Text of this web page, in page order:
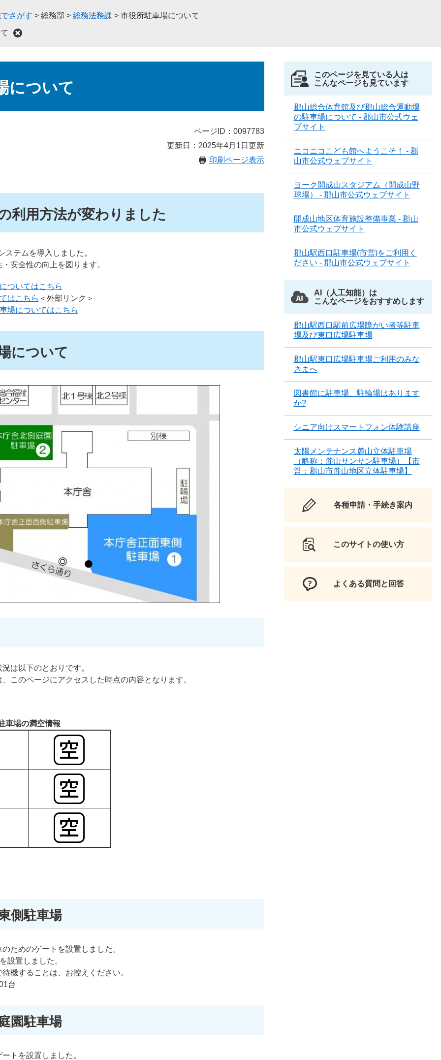
さがす > 総務部 > 総務法務課 > 市役所駐車場について
について
ページID：0097783
更新日：2025年4月1日更新
印刷ページ表示
利用方法が変わりました
テムを導入しました。
安全性の向上を図ります。
ついてはこちら
はこちら ＜外部リンク＞
場についてはこちら
について
は以下のとおりです。
このページにアクセスした時点の内容となります。
車場の満空情報
側駐車場
ためのゲートを設置しました。
設置しました。
機することは、お控えください。
台
園駐車場
トを設置しました。
このページを見ている人は
こんなページも見ています
郡山総合体育館及び郡山総合運動場
の駐車場について - 郡山市公式ウェ
ブサイト
ニコニコこども館へようこそ！ - 郡
山市公式ウェブサイト
ヨーク開成山スタジアム（開成山野
球場） - 郡山市公式ウェブサイト
開成山地区体育施設整備事業 - 郡山
市公式ウェブサイト
郡山駅西口駐車場(市営)をご利用く
ださい - 郡山市公式ウェブサイト
AI（人工知能）は
こんなページをおすすめします
郡山駅西口駅前広場障がい者等駐車
場及び東口広場駐車場
郡山駅東口広場駐車場ご利用のみな
さまへ
図書館に駐車場、駐輪場はあります
か?
シニア向けスマートフォン体験講座
太陽メンテナンス麓山立体駐車場
（略称：麓山サンサン駐車場）【市
営：郡山市麓山地区立体駐車場】
各種申請・手続き案内
このサイトの使い方
よくある質問と回答